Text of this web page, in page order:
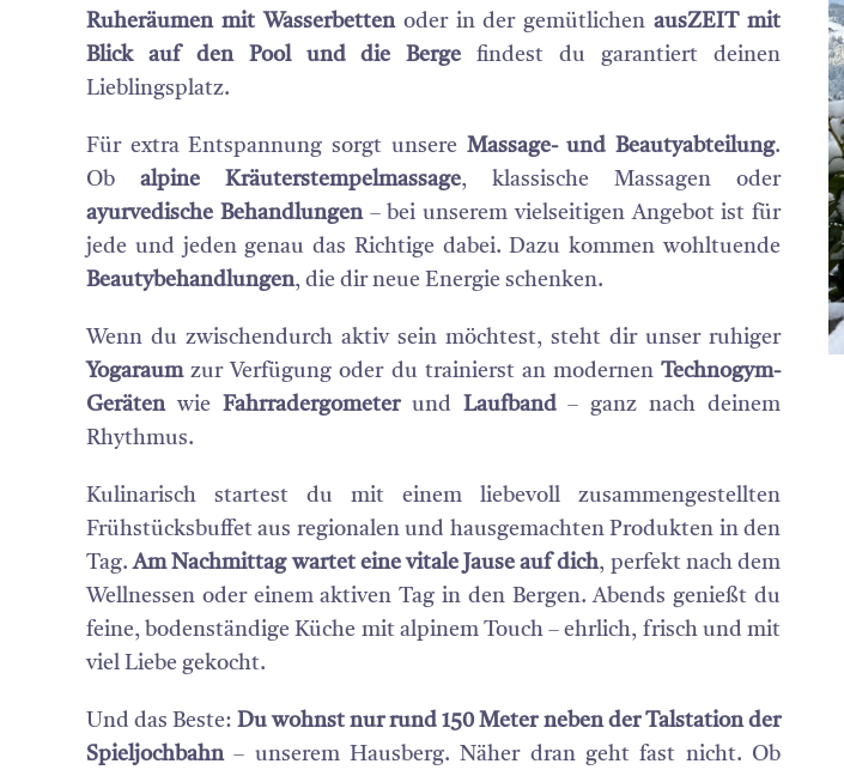
Ruheräumen mit Wasserbettenoder in der gemütlichenausZEIT mit
Blick auf den Pool und die Berge findest du garantiert deinen
Lieblingsplatz.
Für extra Entspannung sorgt unsere Massage- und Beautyabteilung.
Ob alpine Kräuterstempelmassage, klassische Massagen oder
ayurvedische Behandlungen– bei unserem vielseitigen Angebot ist für
jede und jeden genau das Richtige dabei. Dazu kommen wohltuende
Beautybehandlungen, die dir neue Energie schenken.
Wenn du zwischendurch aktiv sein möchtest, steht dir unser ruhiger
Yogaraumzur Verfügung oder du trainierst an modernen Technogym-
Gerätenwie Fahrradergometerund Laufband– ganz nach deinem
Rhythmus.
Kulinarisch startest du mit einem liebevoll zusammengestellten
Frühstücksbuffet aus regionalen und hausgemachten Produkten in den
Tag.Am Nachmittag wartet eine vitale Jause auf dich, perfekt nach dem
Wellnessen oder einem aktiven Tag in den Bergen. Abends genießt du
feine, bodenständige Küche mit alpinem Touch – ehrlich, frisch und mit
viel Liebe gekocht.
Und das Beste: Du wohnst nur rund 150 Meter neben der Talstation der
Spieljochbahn– unserem Hausberg. Näher dran geht fast nicht. Ob